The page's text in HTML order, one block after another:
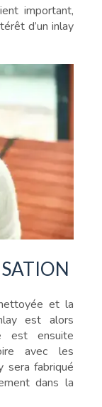
important,
d’un inlay
et la
est alors
est ensuite
avec les
sera fabriqué
dans la